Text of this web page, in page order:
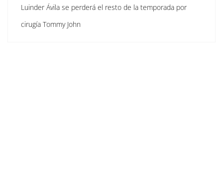
Luinder Ávila se perderá el resto de la temporada por
cirugía Tommy John